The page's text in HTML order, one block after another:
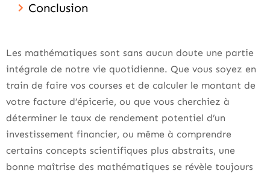
Conclusion
Les mathématiques sont sans aucun doute une partie
intégrale de notre vie quotidienne. Que vous soyez en
train de faire vos courses et de calculer le montant de
votre facture d’épicerie, ou que vous cherchiez à
déterminer le taux de rendement potentiel d’un
investissement financier, ou même à comprendre
certains concepts scientifiques plus abstraits, une
bonne maîtrise des mathématiques se révèle toujours